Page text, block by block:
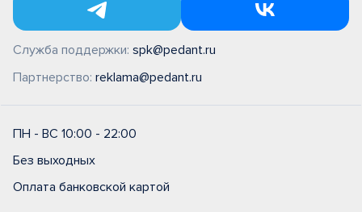
Служба поддержки: spk@pedant.ru
Партнерство: reklama@pedant.ru
ПН - ВС 10:00 - 22:00
Без выходных
Оплата банковской картой